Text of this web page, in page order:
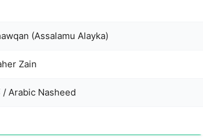
(Assalamu Alayka)
Zain
Naat-e-Rasool ﷺ / Arabic Nasheed